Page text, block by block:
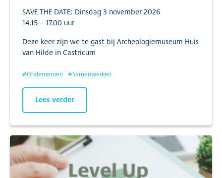
SAVE THE DATE: Dinsdag 3 november 2026
14.15 – 17.00 uur
Deze keer zijn we te gast bij Archeologiemuseum Huis
van Hilde in Castricum
#Ondernemen #Samenwerken
Lees verder